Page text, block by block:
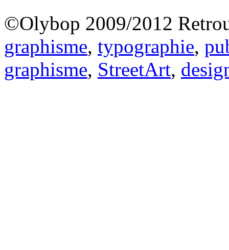
©Olybop 2009/2012
graphisme, typographie,
graphisme, StreetArt,